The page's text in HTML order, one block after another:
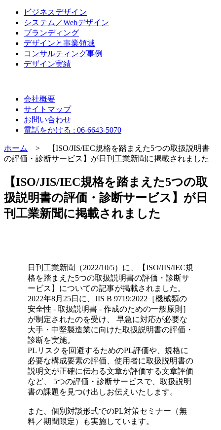
ビジネスデザイン
システム／Webデザイン
ブランディング
デザインと事業領域
コンサルティング事例
デザイン実績
会社概要
サイトマップ
お問い合わせ
電話をかける : 06-6643-5070
ホーム
> 【ISO/JIS/IEC規格を踏まえた5つの取扱説明書
の評価・診断サービス】が日刊工業新聞に掲載されました
【ISO/JIS/IEC規格を踏まえた5つの取
扱説明書の評価・診断サービス】が日
刊工業新聞に掲載されました
日刊工業新聞（2022/10/5）に、【ISO/JIS/IEC規
格を踏まえた5つの取扱説明書の評価・診断サ
ービス】についての記事が掲載されました。
2022年8月25日に、JIS B 9719:2022［機械類の
安全性 - 取扱説明書 - 作成のための一般原則］
が制定されたのを受け、 早急に対応が必要な
大手・中堅製造業に向けた取扱説明書の評価・
診断を実施。
PLリスクを回避するためのPL評価や、規格に
必要な構成要素の評価、使用者に取扱説明書の
説明文が正確に伝わる文章か評価する文章評価
など、 5つの評価・診断サービスで、取扱説明
書の課題を見つけ出しお伝えいたします。
また、個別対談形式でのPL対策セミナー（無
料／期間限定）も実施しています。